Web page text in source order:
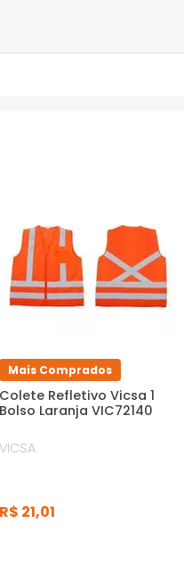
Mais Comprados
Colete Refletivo Vicsa 1
Bolso Laranja VIC72140
VICSA
R$ 21,01